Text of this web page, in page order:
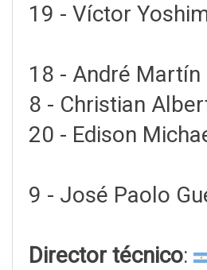
19 - Víctor
18 - André
8 - Christian
20 - Edison
9 - José Paolo
Director técnico: